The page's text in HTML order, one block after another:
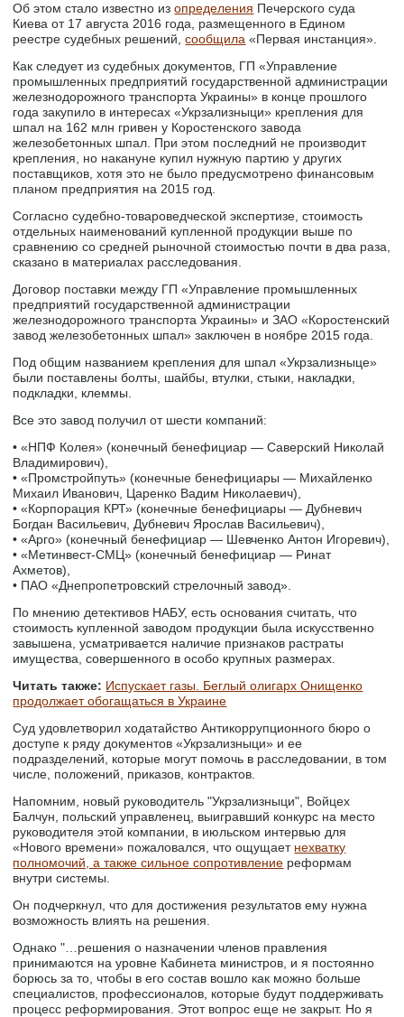
Об этом стало известно изопределения Печерского суда
Киева от 17 августа 2016 года, размещенного в Едином
реестре судебных решений,сообщила «Первая инстанция».
Как следует из судебных документов, ГП «Управление
промышленных предприятий государственной администрации
железнодорожного транспорта Украины» в конце прошлого
года закупило в интересах «Укрзализныци» крепления для
шпал на 162 млн гривен у Коростенского завода
железобетонных шпал. При этом последний не производит
крепления, но накануне купил нужную партию у других
поставщиков, хотя это не было предусмотрено финансовым
планом предприятия на 2015 год.
Согласно судебно-товароведческой экспертизе, стоимость
отдельных наименований купленной продукции выше по
сравнению со средней рыночной стоимостью почти в два раза,
сказано в материалах расследования.
Договор поставки между ГП «Управление промышленных
предприятий государственной администрации
железнодорожного транспорта Украины» и ЗАО «Коростенский
завод железобетонных шпал» заключен в ноябре 2015 года.
Под общим названием крепления для шпал «Укрзализныце»
были поставлены болты, шайбы, втулки, стыки, накладки,
подкладки, клеммы.
Все это завод получил от шести компаний:
• «НПФ Колея» (конечный бенефициар — Саверский Николай
Владимирович),
• «Промстройпуть» (конечные бенефициары — Михайленко
Михаил Иванович, Царенко Вадим Николаевич),
• «Корпорация КРТ» (конечные бенефициары — Дубневич
Богдан Васильевич, Дубневич Ярослав Васильевич),
• «Арго» (конечный бенефициар — Шевченко Антон Игоревич),
• «Метинвест-СМЦ» (конечный бенефициар — Ринат
Ахметов),
• ПАО «Днепропетровский стрелочный завод».
По мнению детективов НАБУ, есть основания считать, что
стоимость купленной заводом продукции была искусственно
завышена, усматривается наличие признаков растраты
имущества, совершенного в особо крупных размерах.
Читать также: Испускает газы. Беглый олигарх Онищенко
продолжает обогащаться в Украине
Суд удовлетворил ходатайство Антикоррупционного бюро о
доступе к ряду документов «Укрзализныци» и ее
подразделений, которые могут помочь в расследовании, в том
числе, положений, приказов, контрактов.
Напомним, новый руководитель "Укрзализныци", Войцех
Балчун, польский управленец, выигравший конкурс на место
руководителя этой компании, в июльском интервью для
«Нового времени» пожаловался, что ощущает нехватку
полномочий, а также сильное сопротивление реформам
внутри системы.
Он подчеркнул, что для достижения результатов ему нужна
возможность влиять на решения.
Однако "…решения о назначении членов правления
принимаются на уровне Кабинета министров, и я постоянно
борюсь за то, чтобы в его состав вошло как можно больше
специалистов, профессионалов, которые будут поддерживать
процесс реформирования. Этот вопрос еще не закрыт. Но я